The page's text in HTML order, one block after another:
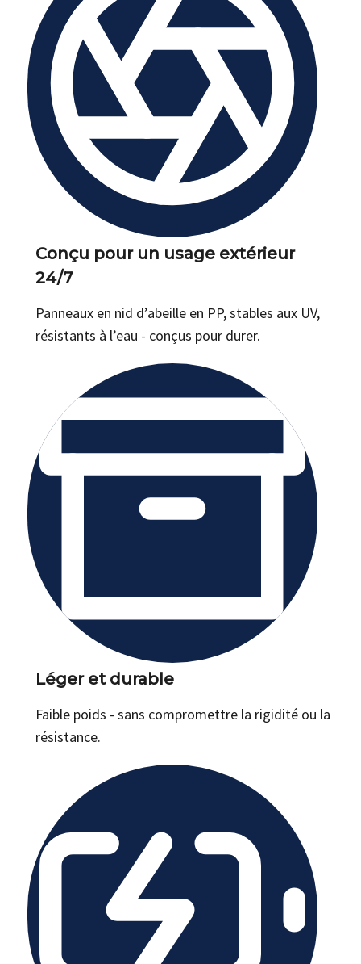
Conçu pour un usage extérieur
24/7
Panneaux en nid d’abeille en PP, stables aux UV,
résistants à l’eau - conçus pour durer.
Léger et durable
Faible poids - sans compromettre la rigidité ou la
résistance.